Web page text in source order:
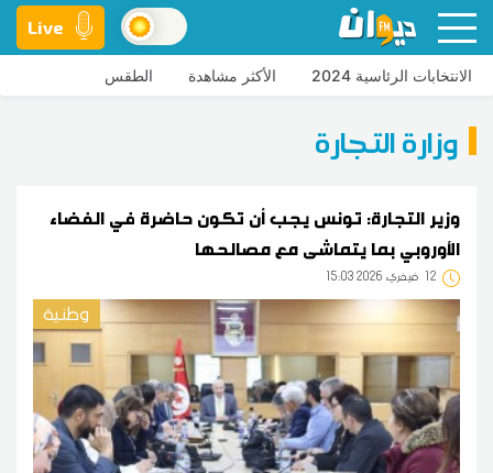
Live
الانتخابات الرئاسية 2024 الأكثر مشاهدة الطقس
وزارة التجارة
وزير التجارة: تونس يجب أن تكون حاضرة في الفضاء
الأوروبي بما يتماشى مع مصالحها
12 15:03 2026 فيفري
وطنية